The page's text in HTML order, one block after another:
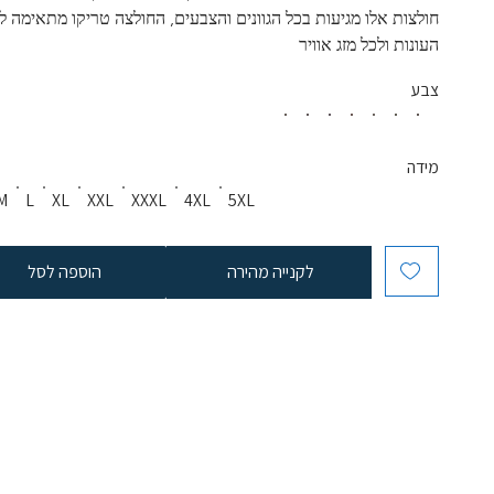
חולצות אלו מגיעות בכל הגוונים והצבעים, החולצה טריקו מתאימה
העונות ולכל מזג אוויר
צבע
L XL XXL XXXL 4XL 5XL
מידה
הוספה לסל לקנייה מהירה